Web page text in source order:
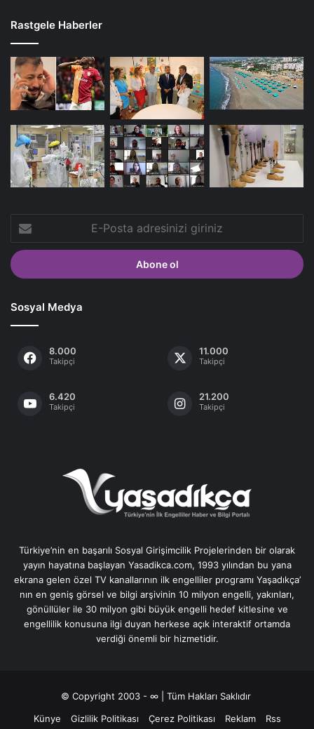
Rastgele Haberler
E-
Posta
adresinizi
giriniz
Sosyal Medya
8.000
Takipçi
11.000
Takipçi
6.420
Takipçi
21.200
Takipçi
Türkiye’nin en başarılı Sosyal Girişimcilik Projelerinden bir olarak
yayın hayatına başlayan Yasadikca.com, 1993 yılından bu yana
ekrana gelen özel TV kanallarının ilk engelliler programı Yaşadıkça’
nın en geniş görsel ve bilgi arşivinin 10 milyon engelli, yakınları,
gönüllüler ile 30 milyon gibi büyük engelli hedef kitlesine ve
engellilik konusuna ilgi duyan herkese açık interaktif ortamda
verdiği önemli bir hizmetidir.
© Copyright 2003 - ∞ | Tüm Hakları Saklıdır
Künye
Gizlilik Politikası Çerez Politikası Reklam Rss